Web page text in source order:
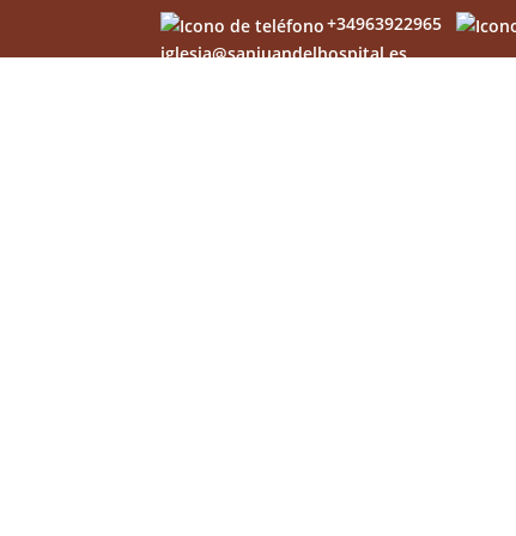
+34963922965
iglesia@sanjuandelhospital.es